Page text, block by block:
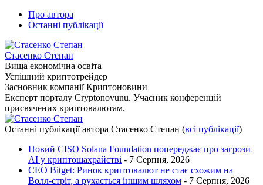
Про автора
Останні публікації
Стасенко Степан
Вища економічна освіта
Успішний криптотрейдер
Засновник компанії Криптоновини
Експерт порталу Cryptonovunu. Учасник конференцій
присвячених криптовалютам.
Останні публікації автора Стасенко Степан (всі публікації)
Новий CISO Solana Foundation попереджає про загрози
AI у криптошахрайстві - 7 Серпня, 2026
CEO Bitget: Ринок криптовалют не стає схожим на
Волл-стріт, а рухається іншим шляхом - 7 Серпня, 2026